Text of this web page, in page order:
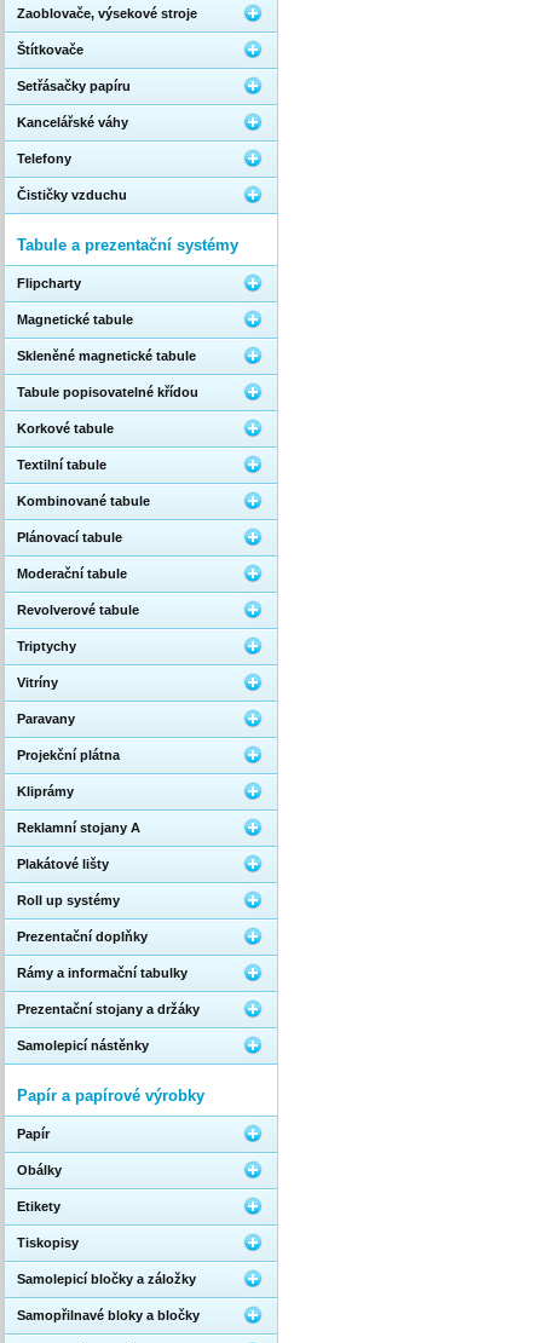
Zaoblovače, výsekové stroje
Štítkovače
Setřásačky papíru
Kancelářské váhy
Telefony
Čističky vzduchu
Tabule a prezentační systémy
Flipcharty
Magnetické tabule
Skleněné magnetické tabule
Tabule popisovatelné křídou
Korkové tabule
Textilní tabule
Kombinované tabule
Plánovací tabule
Moderační tabule
Revolverové tabule
Triptychy
Vitríny
Paravany
Projekční plátna
Kliprámy
Reklamní stojany A
Plakátové lišty
Roll up systémy
Prezentační doplňky
Rámy a informační tabulky
Prezentační stojany a držáky
Samolepicí nástěnky
Papír a papírové výrobky
Papír
Obálky
Etikety
Tiskopisy
Samolepicí bločky a záložky
Samopřilnavé bloky a bločky